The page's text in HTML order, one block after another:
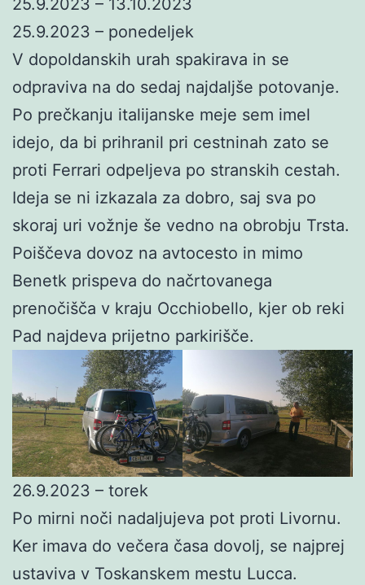
25.9.2023 – ponedeljek
V dopoldanskih urah spakirava in se
odpraviva na do sedaj najdaljše potovanje.
Po prečkanju italijanske meje sem imel
idejo, da bi prihranil pri cestninah zato se
proti Ferrari odpeljeva po stranskih cestah.
Ideja se ni izkazala za dobro, saj sva po
skoraj uri vožnje še vedno na obrobju Trsta.
Poiščeva dovoz na avtocesto in mimo
Benetk prispeva do načrtovanega
prenočišča v kraju Occhiobello, kjer ob reki
Pad najdeva prijetno parkirišče.
26.9.2023 – torek
Po mirni noči nadaljujeva pot proti Livornu.
Ker imava do večera časa dovolj, se najprej
ustaviva v Toskanskem mestu Lucca.